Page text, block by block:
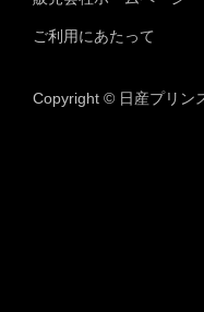
ご利用にあたって
Copyright © 日産プリン